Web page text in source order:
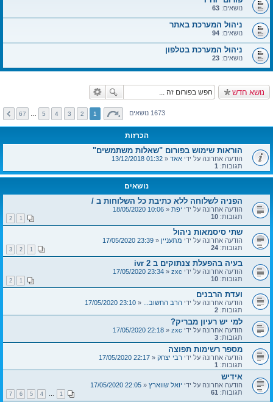
נושאים: 63
ניהול המערכת באתר
נושאים: 94
ניהול המערכת בטלפון
נושאים: 23
נושא חדש
1673 נושאים 1
2
3
4
5
67
הכרזות
הוראות שימוש בפורום "שאלות משתמשים"
הודעה אחרונה על ידי אאד «
01:32 13/12/2018
תגובות: 1
נושאים
הפניה לשלוחה ללא כתיבת כל השלוחות ב /
הודעה אחרונה על ידי יפת «
10:06 18/05/2020
תגובות: 10
1
2
שתי סיסמאות ניהול
הודעה אחרונה על ידי מתעניין «
23:39 17/05/2020
תגובות: 24
1
2
3
בעיה בהפעלת צנתוקים ב ivr 2
הודעה אחרונה על ידי zxc
«
23:34 17/05/2020
תגובות: 10
1
2
ועדת הרבנים
הודעה אחרונה על ידי הרב החשוב... «
23:10 17/05/2020
תגובות: 2
למי יש רעיון מבריק?
הודעה אחרונה על ידי zxc
«
22:18 17/05/2020
תגובות: 3
מספר רשימות תפוצה
הודעה אחרונה על ידי רבי יצחק «
22:17 17/05/2020
תגובות: 1
אידיש
הודעה אחרונה על ידי יואל שווארץ «
22:05 17/05/2020
תגובות: 61
1
…
4
5
6
7